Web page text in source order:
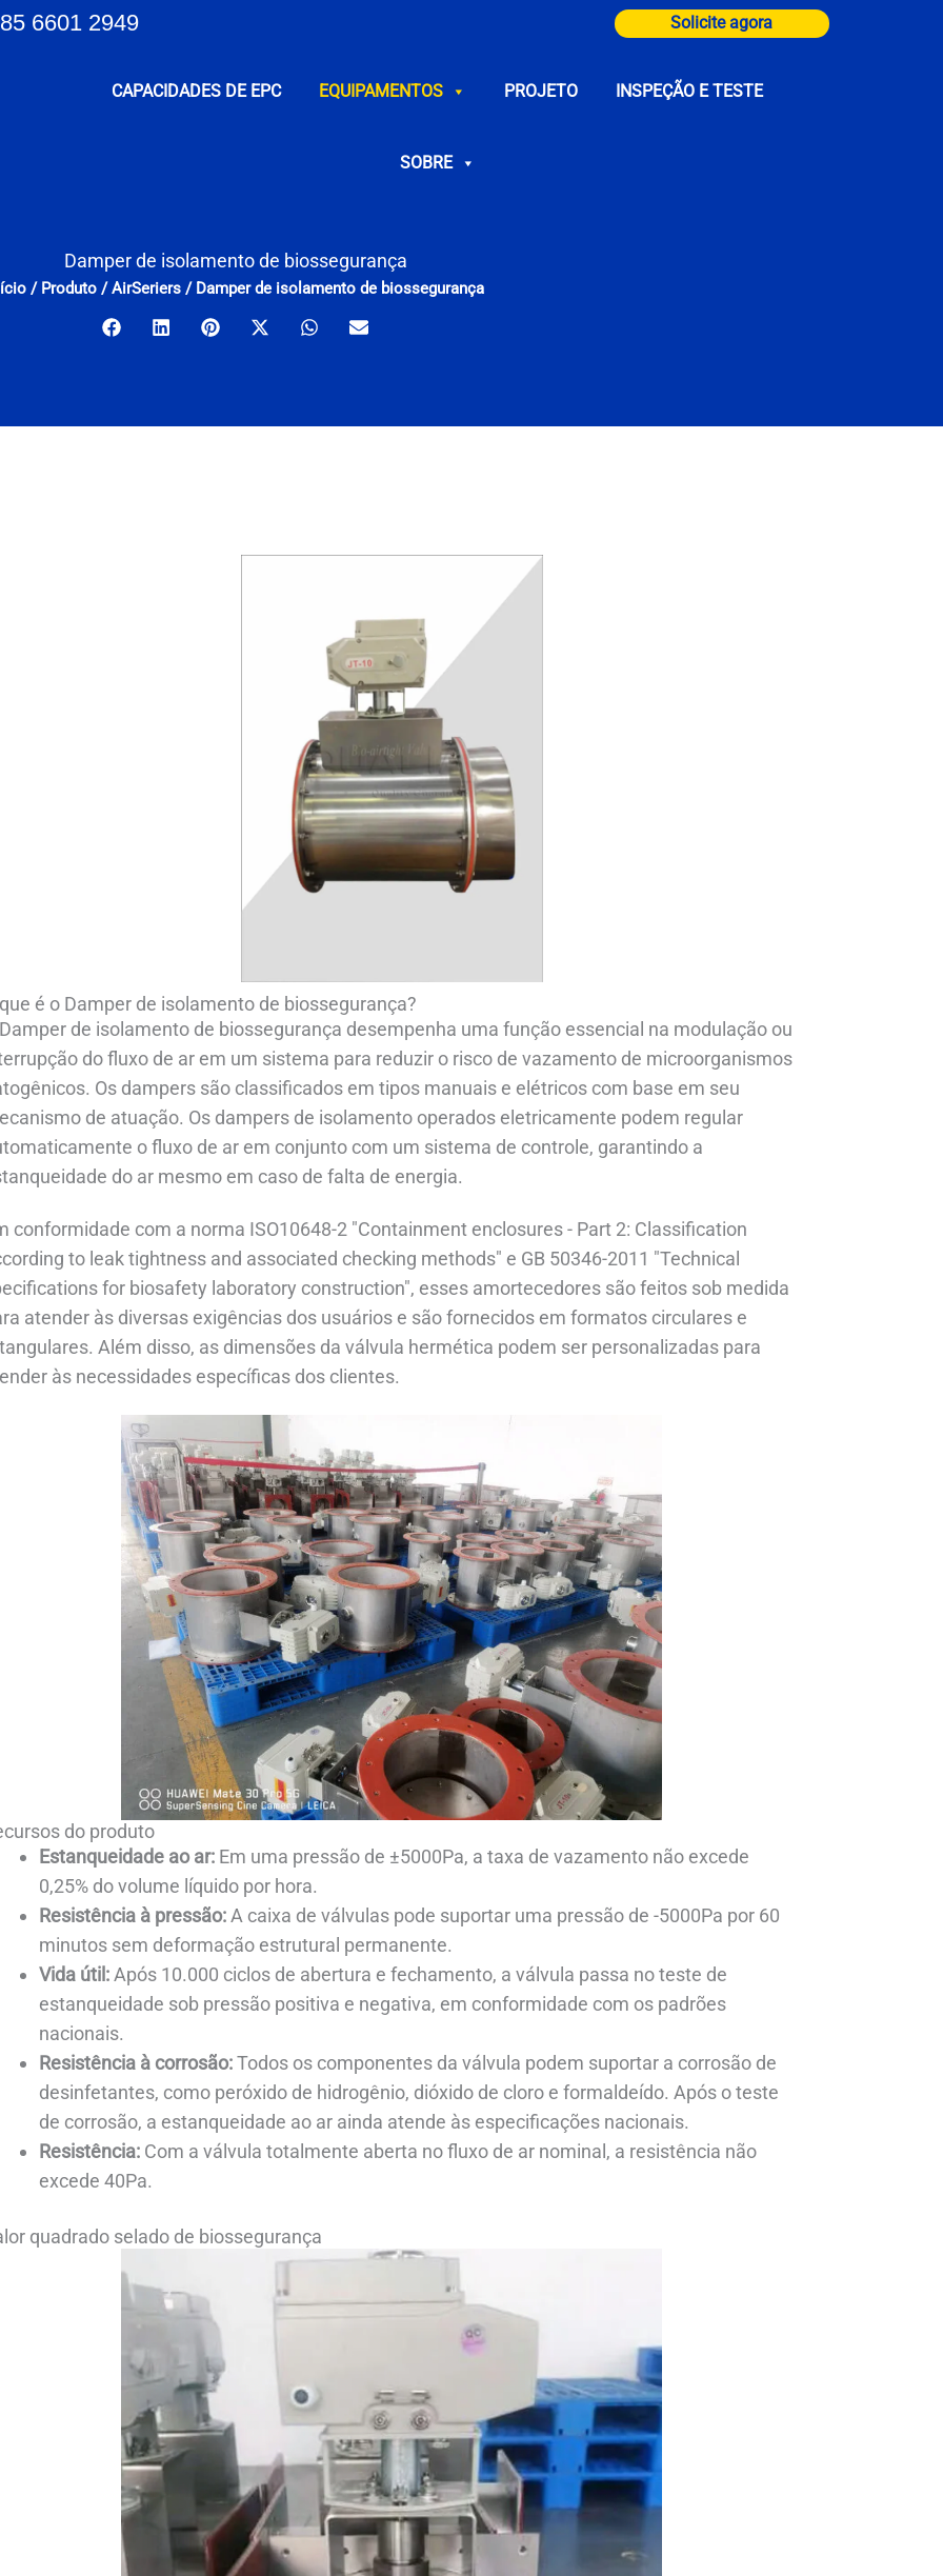
6601 2949 Solicite agora
CAPACIDADES DE EPC EQUIPAMENTOS PROJETO INSPEÇÃO E TESTE
SOBRE
Damper de isolamento de biossegurança
/ Produto /AirSeriers / Damper de isolamento de biossegurança
é o Damper de isolamento de biossegurança?
de isolamento de biossegurança desempenha uma função essencial na modulação ou
do fluxo de ar em um sistema para reduzir o risco de vazamento de microorganismos
Os dampers são classificados em tipos manuais e elétricos com base em seu
de atuação. Os dampers de isolamento operados eletricamente podem regular
o fluxo de ar em conjunto com um sistema de controle, garantindo a
do ar mesmo em caso de falta de energia.
conformidade com a norma ISO10648-2 "Containment enclosures - Part 2: Classification
to leak tightness and associated checking methods" e GB 50346-2011 "Technical
for biosafety laboratory construction", esses amortecedores são feitos sob medida
atender às diversas exigências dos usuários e são fornecidos em formatos circulares e
Além disso, as dimensões da válvula hermética podem ser personalizadas para
às necessidades específicas dos clientes.
do produto
Estanqueidade ao ar: Em uma pressão de ±5000Pa, a taxa de vazamento não excede
0,25% do volume líquido por hora.
Resistência à pressão: A caixa de válvulas pode suportar uma pressão de -5000Pa por 60
minutos sem deformação estrutural permanente.
Vida útil: Após 10.000 ciclos de abertura e fechamento, a válvula passa no teste de
estanqueidade sob pressão positiva e negativa, em conformidade com os padrões
nacionais.
Resistência à corrosão:Todos os componentes da válvula podem suportar a corrosão de
desinfetantes, como peróxido de hidrogênio, dióxido de cloro e formaldeído. Após o teste
de corrosão, a estanqueidade ao ar ainda atende às especificações nacionais.
Resistência: Com a válvula totalmente aberta no fluxo de ar nominal, a resistência não
excede 40Pa.
quadrado selado de biossegurança